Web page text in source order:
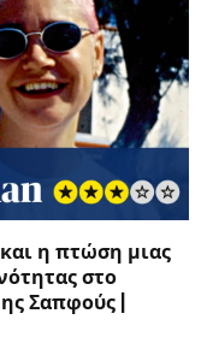
η πτώση μιας
στο
Σαπφούς |